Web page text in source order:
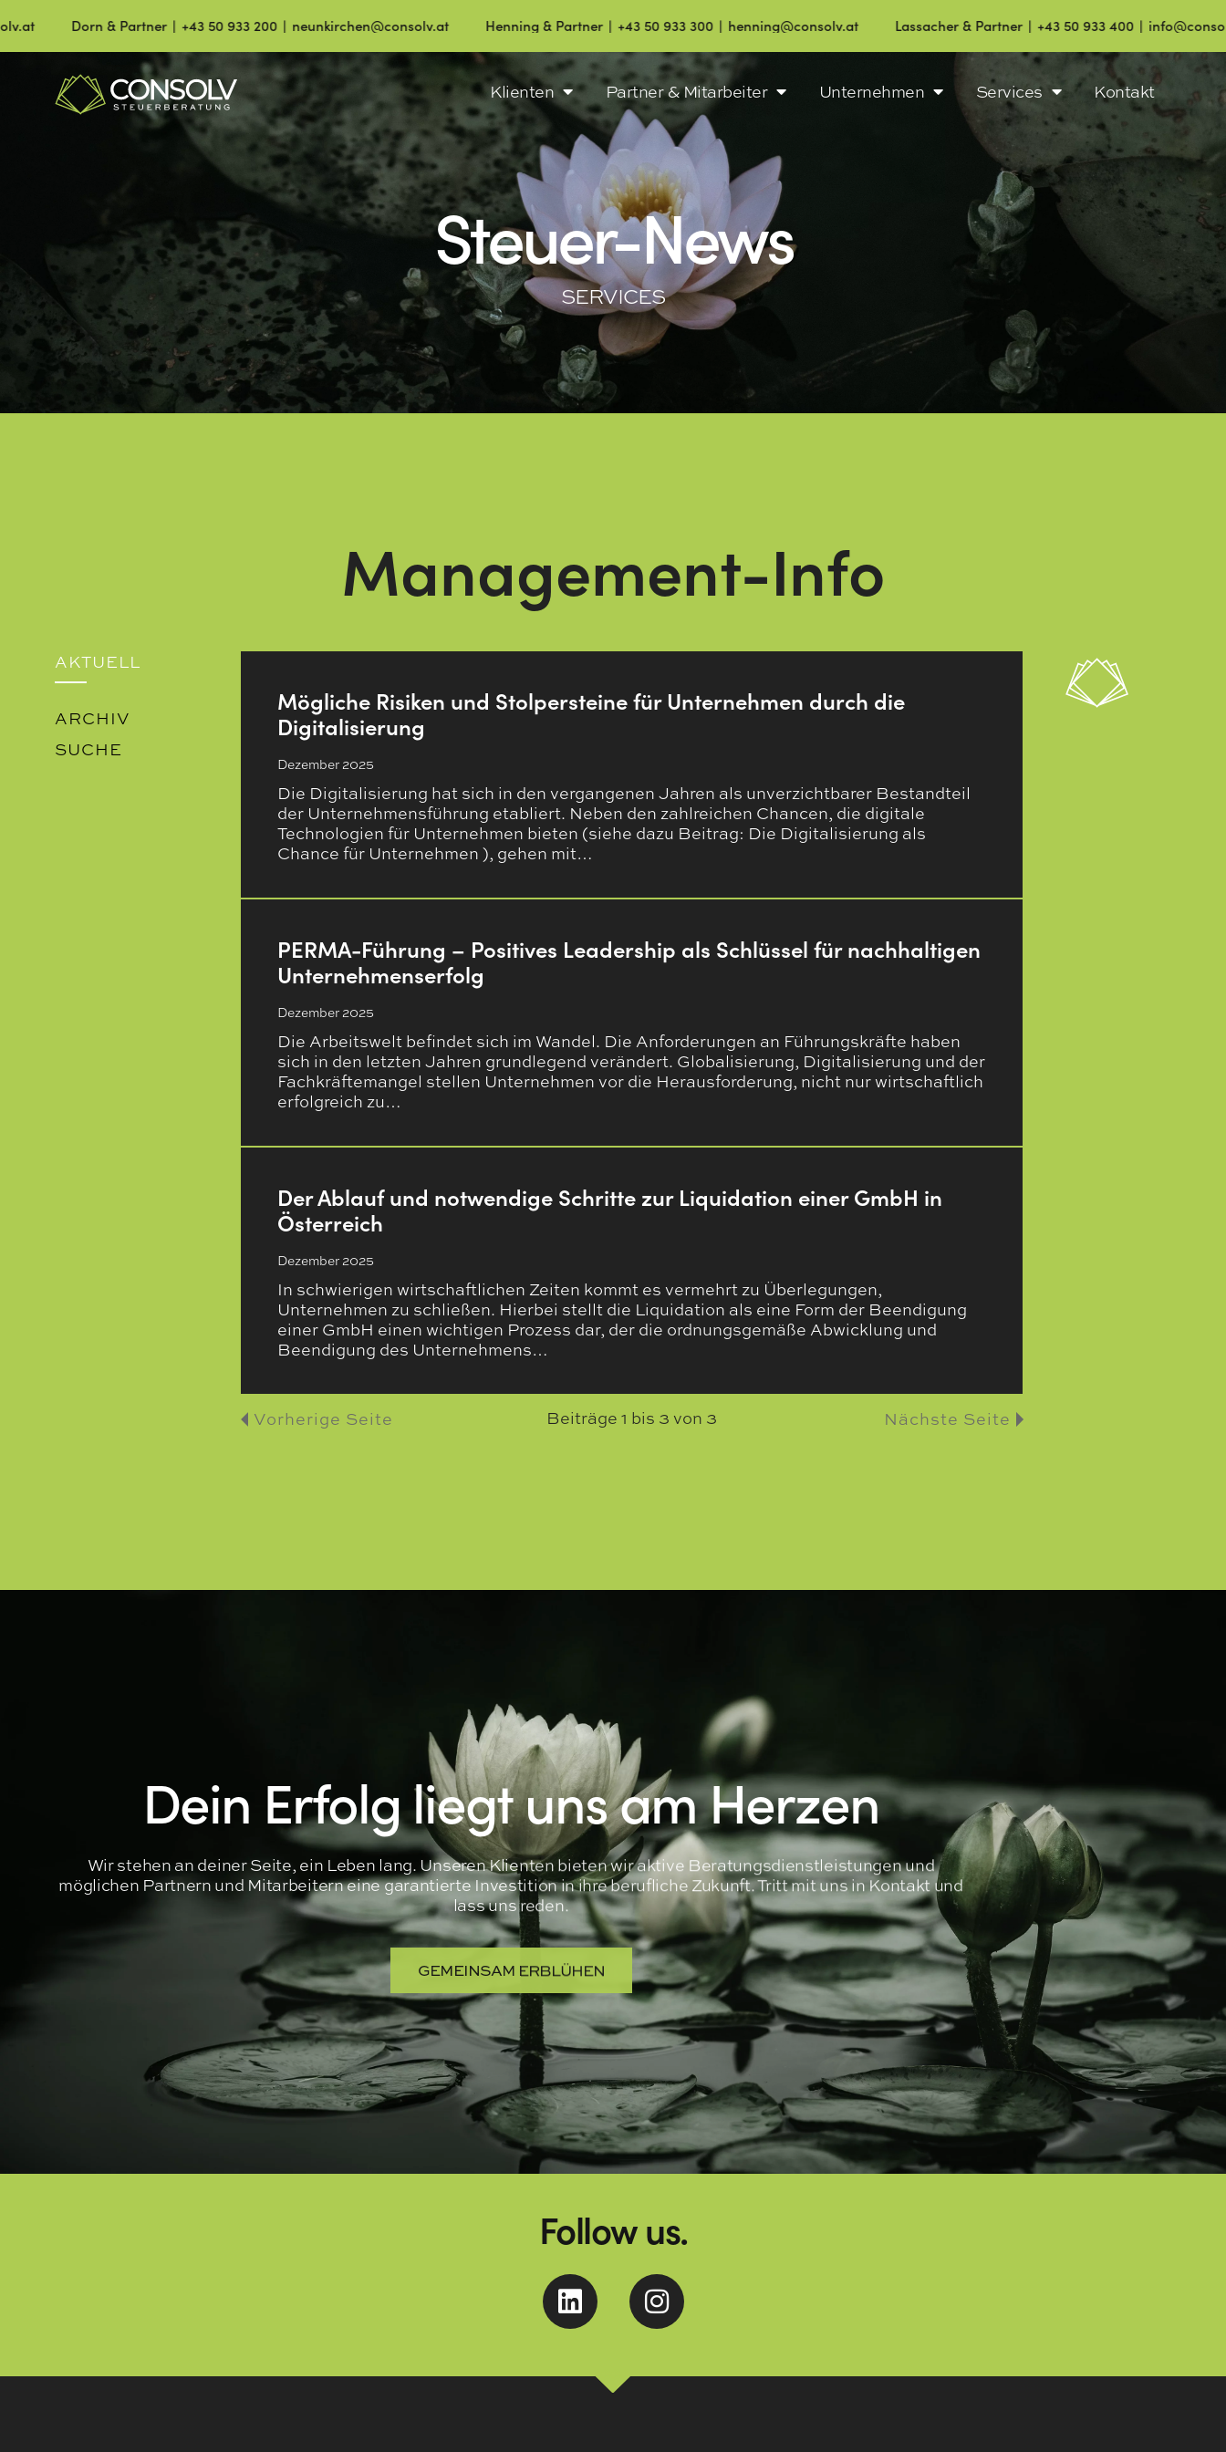
Dorn & Partner ∣ +43 50 933 200 ∣ neunkirchen@consolv.at Henning & Partner ∣ +43 50 933 300 ∣ henning@consolv.at Lassacher & Partner ∣ +43 50 933 400 ∣ info@consolv.at
Klienten Partner & Mitarbeiter Unternehmen Services Kontakt
Steuer-News
SERVICES
Management-Info
AKTUELL
ARCHIV
SUCHE
Mögliche Risiken und Stolpersteine für Unternehmen durch die
Digitalisierung
Dezember 2025
Die Digitalisierung hat sich in den vergangenen Jahren als unverzichtbarer Bestandteil
der Unternehmensführung etabliert. Neben den zahlreichen Chancen, die digitale
Technologien für Unternehmen bieten (siehe dazu Beitrag: Die Digitalisierung als
Chance für Unternehmen ), gehen mit…
PERMA-Führung – Positives Leadership als Schlüssel für nachhaltigen
Unternehmenserfolg
Dezember 2025
Die Arbeitswelt befindet sich im Wandel. Die Anforderungen an Führungskräfte haben
sich in den letzten Jahren grundlegend verändert. Globalisierung, Digitalisierung und der
Fachkräftemangel stellen Unternehmen vor die Herausforderung, nicht nur wirtschaftlich
erfolgreich zu…
Der Ablauf und notwendige Schritte zur Liquidation einer GmbH in
Österreich
Dezember 2025
In schwierigen wirtschaftlichen Zeiten kommt es vermehrt zu Überlegungen,
Unternehmen zu schließen. Hierbei stellt die Liquidation als eine Form der Beendigung
einer GmbH einen wichtigen Prozess dar, der die ordnungsgemäße Abwicklung und
Beendigung des Unternehmens…
Vorherige Seite Beiträge 1 bis 3 von 3 Nächste Seite
Dein Erfolg liegt uns am Herzen
Wir stehen an deiner Seite, ein Leben lang. Unseren Klienten bieten wir aktive Beratungsdienstleistungen und
möglichen Partnern und Mitarbeitern eine garantierte Investition in ihre berufliche Zukunft. Tritt mit uns in Kontakt und
lass uns reden.
GEMEINSAM ERBLÜHEN
Follow us.